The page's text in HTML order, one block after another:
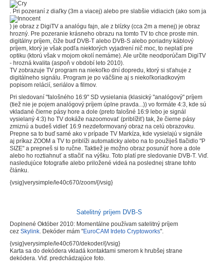
. Pri pozeraní z diaľky (3m a viacej) alebo pre slabšie vidiacich (ako som ja
) je obraz z DigiTV a analógu fajn, ale z blízky (cca 2m a menej) je obraz
hrozný. Pre pozeranie krásneho obrazu na tomto TV to chce proste min.
digitálny príjem, čiže buď DVB-T alebo DVB-S alebo poriadny káblový
príjem, ktorý je však podľa niektorých vyjadrení nič moc, to neplatí pre
optiku (ktorú však v mojom okolí nemáme). Ale určite neodporúčam DigiTV
- hrozná kvalita (aspoň v období leto 2010).
TV zobrazuje TV program na niekoľko dní dopredu, ktorý si sťahuje z
digitálneho signálu. Program je po väčšine aj s niekoľkoriadkovým
popisom relácií, seriálov a filmov.
Pri sledovaní "falošného 16:9" SD vysielania (klasický "analógový" príjem
(tiež nie je pojem analógový príjem úplne pravda...)) vo formáte 4:3, kde sú
vkladané čierne pásy hore a dole (preto falošné 16:9 lebo je signál
vysielaný 4:3) ho TV dokáže nazoomovať (priblížiť) tak, že čierne pásy
zmiznú a budeš vidieť 16:9 nezdeformovaný obraz na celú obrazovku.
Prepne sa to buď samé ako v prípade TV Markíza, kde vysielajú v signále
aj príkaz ZOOM a TV to priblíži automaticky alebo na to použiješ tlačidlo "P
SIZE" a prepneš si to ručne. Taktiež je možno obraz posunúť hore a dole
alebo ho roztiahnuť a stlačiť na výšku. Toto platí pre sledovanie DVB-T. Viď.
nasledujúce fotografie alebo priložené videá na poslednej strane tohto
článku.
{vsig}verysimple/le40c670/zoom/{/vsig}
Satelitný príjem DVB-S
Doplnené Október 2010: Momentálne používam satelitný príjem
cez Skylink . Dekóder mám "EuroCAM Irdeto Cryptoworks".
{vsig}verysimple/le40c670/dekoder/{/vsig}
Karta sa do dekódera vkladá kontaktami smerom k hrubšej strane
dekódera. Viď. predchádzajúce foto.